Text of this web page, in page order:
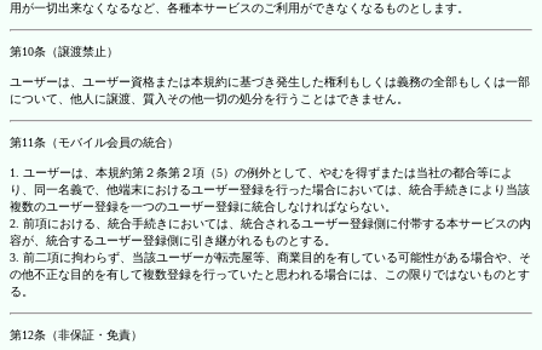
用が一切出来なくなるなど、各種本サービスのご利用ができなくなるものとします。
第10条（譲渡禁止）
ユーザーは、ユーザー資格または本規約に基づき発生した権利もしくは義務の全部もしくは一部
について、他人に譲渡、質入その他一切の処分を行うことはできません。
第11条（モバイル会員の統合）
1. ユーザーは、本規約第２条第２項（5）の例外として、やむを得ずまたは当社の都合等によ
り、同一名義で、他端末におけるユーザー登録を行った場合においては、統合手続きにより当該
複数のユーザー登録を一つのユーザー登録に統合しなければならない。
2. 前項における、統合手続きにおいては、統合されるユーザー登録側に付帯する本サービスの内
容が、統合するユーザー登録側に引き継がれるものとする。
3. 前二項に拘わらず、当該ユーザーが転売屋等、商業目的を有している可能性がある場合や、そ
の他不正な目的を有して複数登録を行っていたと思われる場合には、この限りではないものとす
る。
第12条（非保証・免責）